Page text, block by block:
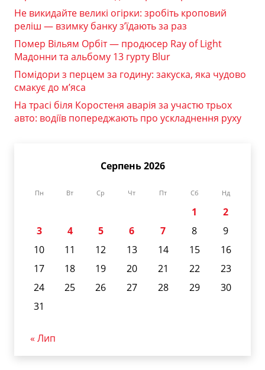
Не викидайте великі огірки: зробіть кроповий
реліш — взимку банку з’їдають за раз
Помер Вільям Орбіт — продюсер Ray of Light
Мадонни та альбому 13 гурту Blur
Помідори з перцем за годину: закуска, яка чудово
смакує до м’яса
На трасі біля Коростеня аварія за участю трьох
авто: водіїв попереджають про ускладнення руху
Серпень 2026
Пн Вт Ср Чт Пт Сб Нд
1
2
3
4 5 6 7 8
9
10
11 12 13 14 15
16
17
18 19 20 21 22
23
24
25 26 27 28 29
30
31
« Лип